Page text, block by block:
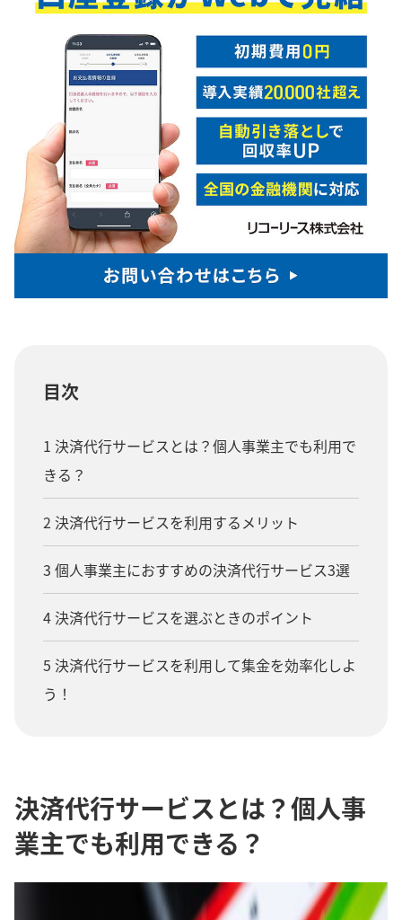
目次
1 決済代行サービスとは？個人事業主でも利用で
きる？
2 決済代行サービスを利用するメリット
3 個人事業主におすすめの決済代行サービス3選
4 決済代行サービスを選ぶときのポイント
5 決済代行サービスを利用して集金を効率化しよ
う！
決済代行サービスとは？個人事
業主でも利用できる？